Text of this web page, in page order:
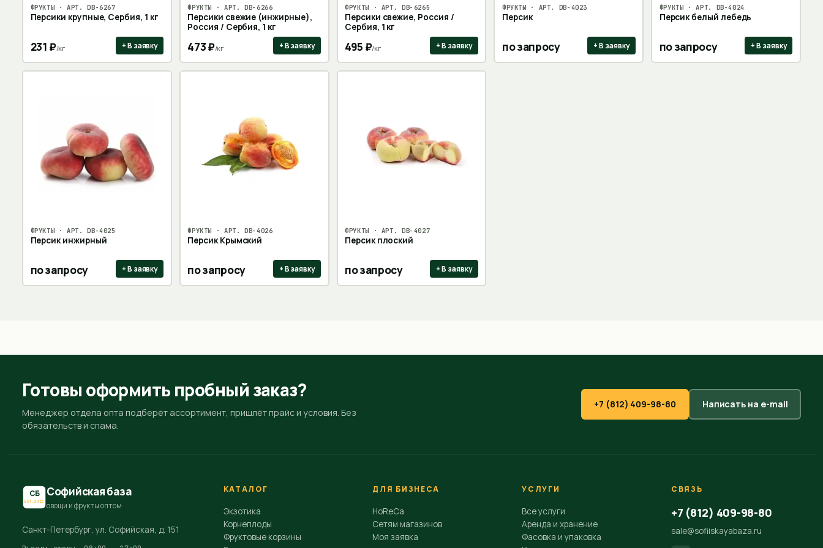
ФРУКТЫ · АРТ.DB-6267
Персики крупные, Сербия, 1 кг
231 ₽/кг + В заявку
ФРУКТЫ · АРТ.DB-6266
Персики свежие (инжирные),
Россия / Сербия, 1 кг
473₽/кг + В заявку
ФРУКТЫ · АРТ. DB-6265
Персики свежие, Россия /
Сербия, 1 кг
495 ₽/кг + В заявку
ФРУКТЫ · АРТ. DB-4023
Персик
по запросу + В заявку
ФРУКТЫ · АРТ. DB-4024
Персик белый лебедь
по запросу + В заявку
ФРУКТЫ · АРТ.DB-4025
Персик инжирный
по запросу + В заявку
ФРУКТЫ · АРТ.DB-4026
Персик Крымский
по запросу + В заявку
ФРУКТЫ · АРТ. DB-4027
Персик плоский
по запросу + В заявку
Готовы оформить пробный заказ?
Менеджер отдела опта подберёт ассортимент, пришлёт прайс и условия. Без
обязательств и спама.
+7 (812) 409-98-80 Написать на e-mail
СБ
EST.2015
Софийская база
овощи и фрукты оптом
Санкт-Петербург, ул. Софийская, д. 151
КАТАЛОГ
Экзотика
Корнеплоды
Фруктовые корзины
ДЛЯ БИЗНЕСА
HoReCa
Сетям магазинов
Моя заявка
УСЛУГИ
Все услуги
Аренда и хранение
Фасовка и упаковка
СВЯЗЬ
+7 (812) 409-98-80
sale@sofiiskayabaza.ru